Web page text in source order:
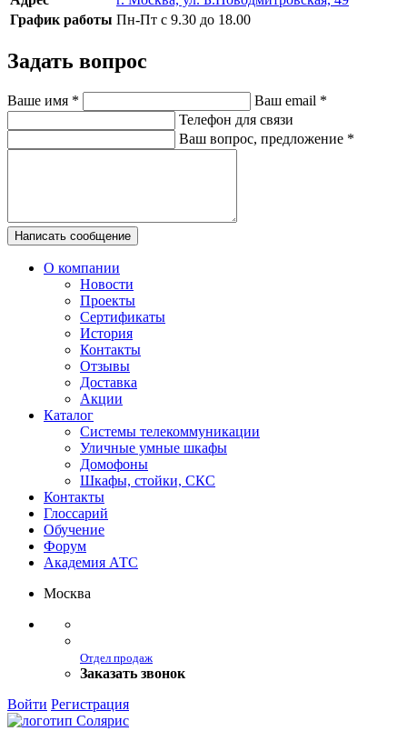
График работы Пн-Пт с 9.30 до 18.00
Задать вопрос
Ваше имя * Ваш email *
Телефон для связи
Ваш вопрос, предложение *
Написать сообщение
О компании
Новости
Проекты
Сертификаты
История
Контакты
Отзывы
Доставка
Акции
Каталог
Системы телекоммуникации
Уличные умные шкафы
Домофоны
Шкафы, стойки, СКС
Контакты
Глоссарий
Обучение
Форум
Академия АТС
Москва
Отдел продаж
Заказать звонок
Войти Регистрация